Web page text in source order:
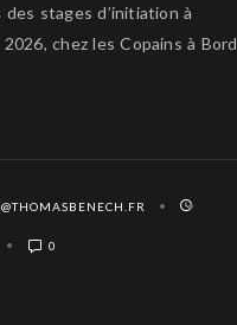
stages d’initiation à
2026, chez les Copains à Bord
0